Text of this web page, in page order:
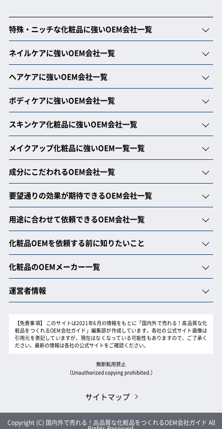
特殊・ニッチな化粧品に強いOEM会社一覧
ネイルケアに強いOEM会社一覧
ヘアケアに強いOEM会社一覧
ボディケアに強いOEM会社一覧
スキンケア化粧品に強いOEM会社一覧
メイクアップ化粧品に強いOEM一覧一覧
成分にこだわれるOEM会社一覧
要望通りの効果が期待できるOEM会社一覧
用途に合わせて依頼できるOEM会社一覧
化粧品OEMを依頼する前に知りたいこと
化粧品のOEMメーカー一覧
運営者情報
【免責事項】 このサイトは2021年6月の情報をもとに「国内外で売れる！高品質な化
粧品をつくれるOEM会社ガイド」編集部が作成しています。各社の公式サイト画像は
引用元を表記していますが、現在はなくなっている可能性もありますので、ご了承く
ださい。最新の情報は各社の公式サイトをご確認ください。
無断転用禁止
（Unauthorized copying prohibited.）
サイトマップ
Copyright (C) 国内外で売れる！⾼品質な化粧品をつくれるOEM会社ガイド All